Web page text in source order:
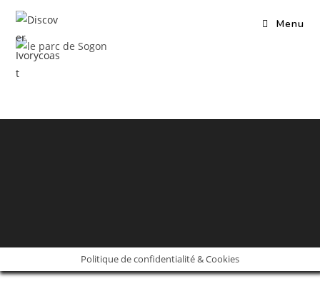
Skip
content
Menu
Politique de confidentialité & Cookies